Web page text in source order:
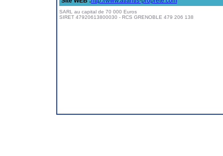
SARL au capital de 70 000 Euros
SIRET 47920613800030 - RCS GRENOBLE 479 206 138